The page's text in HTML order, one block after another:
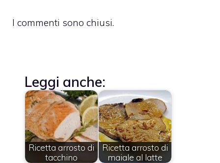
I commenti sono chiusi.
Leggi anche:
Ricetta arrosto di
tacchino
Ricetta arrosto di
maiale al latte